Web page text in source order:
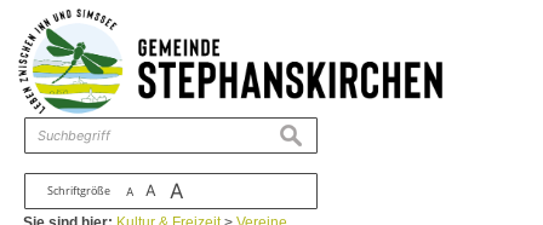
Zum Inhalt ,zur Navigation
Schriftgröße A A A
suchen
Sie sind hier: Kultur & Freizeit>Vereine